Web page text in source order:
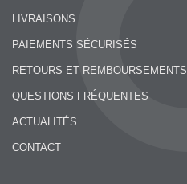
LIVRAISONS
PAIEMENTS SÉCURISÉS
RETOURS ET REMBOURSEMENTS
QUESTIONS FRÉQUENTES
ACTUALITÉS
CONTACT